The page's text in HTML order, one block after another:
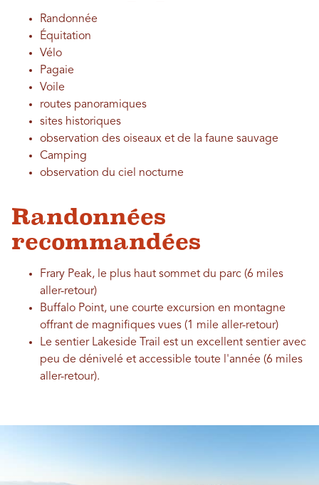
Randonnée
Équitation
Vélo
Pagaie
Voile
routes panoramiques
sites historiques
observation des oiseaux et de la faune sauvage
Camping
observation du ciel nocturne
Randonnées
recommandées
Frary Peak, le plus haut sommet du parc (6 miles
aller-retour)
Buffalo Point, une courte excursion en montagne
offrant de magnifiques vues (1 mile aller-retour)
Le sentier Lakeside Trail est un excellent sentier avec
peu de dénivelé et accessible toute l'année (6 miles
aller-retour).